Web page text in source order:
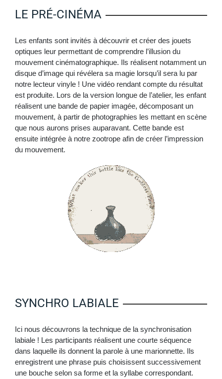
LE PRÉ-CINÉMA
Les enfants sont invités à découvrir et créer des jouets
optiques leur permettant de comprendre l’illusion du
mouvement cinématographique. Ils réalisent notamment un
disque d’image qui révélera sa magie lorsqu’il sera lu par
notre lecteur vinyle ! Une vidéo rendant compte du résultat
est produite. Lors de la version longue de l’atelier, les enfant
réalisent une bande de papier imagée, décomposant un
mouvement, à partir de photographies les mettant en scène
que nous aurons prises auparavant. Cette bande est
ensuite intégrée à notre zootrope afin de créer l’impression
du mouvement.
SYNCHRO LABIALE
Ici nous découvrons la technique de la synchronisation
labiale ! Les participants réalisent une courte séquence
dans laquelle ils donnent la parole à une marionnette. Ils
enregistrent une phrase puis choisissent successivement
une bouche selon sa forme et la syllabe correspondant.